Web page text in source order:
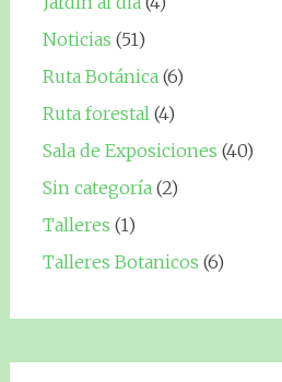
Noticias (51)
Ruta Botánica (6)
Ruta forestal (4)
Sala de Exposiciones (40)
Sin categoría (2)
Talleres (1)
Talleres Botanicos (6)